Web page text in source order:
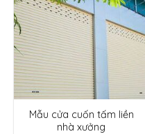
Mẫu cửa cuốn tấm liền
nhà xưởng